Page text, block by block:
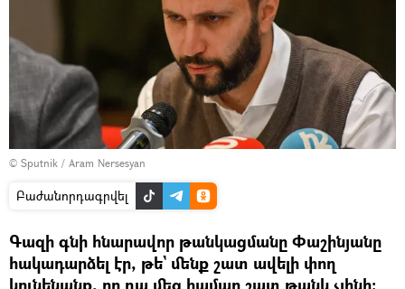
© Sputnik / Aram Nersesyan
Բաժանորդագրվել
Գազի գնի հնարավոր թանկացմանը Փաշինյանը
հակադարձել էր, թե` մենք շատ ավելի փող